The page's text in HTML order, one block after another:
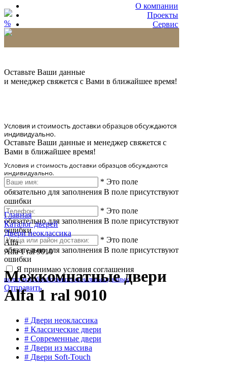
О компании
Проекты
Сервис
%
Оставьте Ваши данные
и менеджер свяжется с Вами в ближайшее время!
Условия и стоимость доставки образцов обсуждаются
индивидуально.
Оставьте Ваши данные и менеджер свяжется с
Вами в ближайшее время!
Условия и стоимость доставки образцов обсуждаются
индивидуально.
* Это поле
обязательно для заполнения В поле присутствуют
ошибки
* Это поле
обязательно для заполнения В поле присутствуют
ошибки
* Это поле
обязательно для заполнения В поле присутствуют
ошибки
Я принимаю условия соглашения
политики обработки персональных данных
Отправить
Главная
Каталог дверей
Двери неоклассика
Alfa
Alfa 1 ral 9010
Межкомнатные двери
Alfa 1 ral 9010
# Двери неоклассика
# Классические двери
# Современные двери
# Двери из массива
# Двери Soft-Touch